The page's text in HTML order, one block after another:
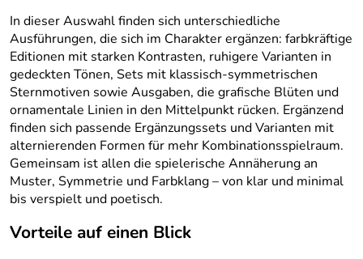
In dieser Auswahl finden sich unterschiedliche
Ausführungen, die sich im Charakter ergänzen: farbkräftige
Editionen mit starken Kontrasten, ruhigere Varianten in
gedeckten Tönen, Sets mit klassisch-symmetrischen
Sternmotiven sowie Ausgaben, die grafische Blüten und
ornamentale Linien in den Mittelpunkt rücken. Ergänzend
finden sich passende Ergänzungssets und Varianten mit
alternierenden Formen für mehr Kombinationsspielraum.
Gemeinsam ist allen die spielerische Annäherung an
Muster, Symmetrie und Farbklang – von klar und minimal
bis verspielt und poetisch.
Vorteile auf einen Blick